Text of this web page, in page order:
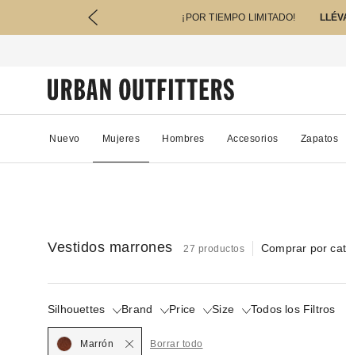
¡POR TIEMPO LIMITADO!
Nuevo Mujeres Hombres Accesorios Zapatos
Vestidos marrones 27 productos Comprar por
Silhouettes Brand Price Size Todos los Filtros
Marrón Borrar todo